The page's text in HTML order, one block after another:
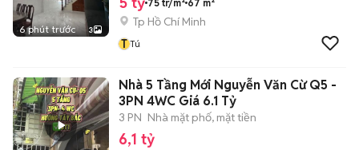
6 phút trước 3
75 tr/m² 67 m²
Tp Hồ Chí Minh
T Tú
Nhà 5 Tầng Mới Nguyễn Văn Cừ Q5 -
3PN 4WC Giá 6.1 Tỷ
3 PN Nhà mặt phố, mặt tiền
6,1 tỷ